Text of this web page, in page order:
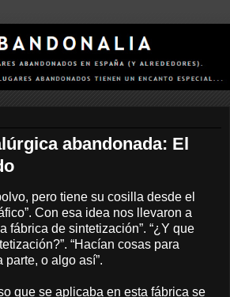
abandonada: El
pero tiene su cosilla desde el
Con esa idea nos llevaron a
fábrica de sintetización”. “¿Y que
“Hacían cosas para
parte, o algo así”.
que se aplicaba en esta fábrica se